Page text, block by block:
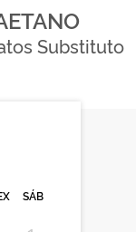
Substituto
SÁB